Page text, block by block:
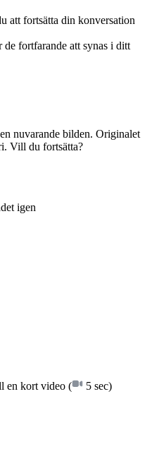
att fortsätta din konversation
fortfarande att synas i ditt
nuvarande bilden. Originalet
Vill du fortsätta?
igen
en kort video ( 5 sec)